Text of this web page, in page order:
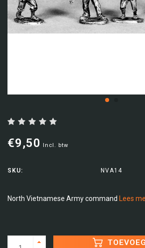
€9,50 Incl. btw
SKU: NVA14
North Vietnamese Army command Lees